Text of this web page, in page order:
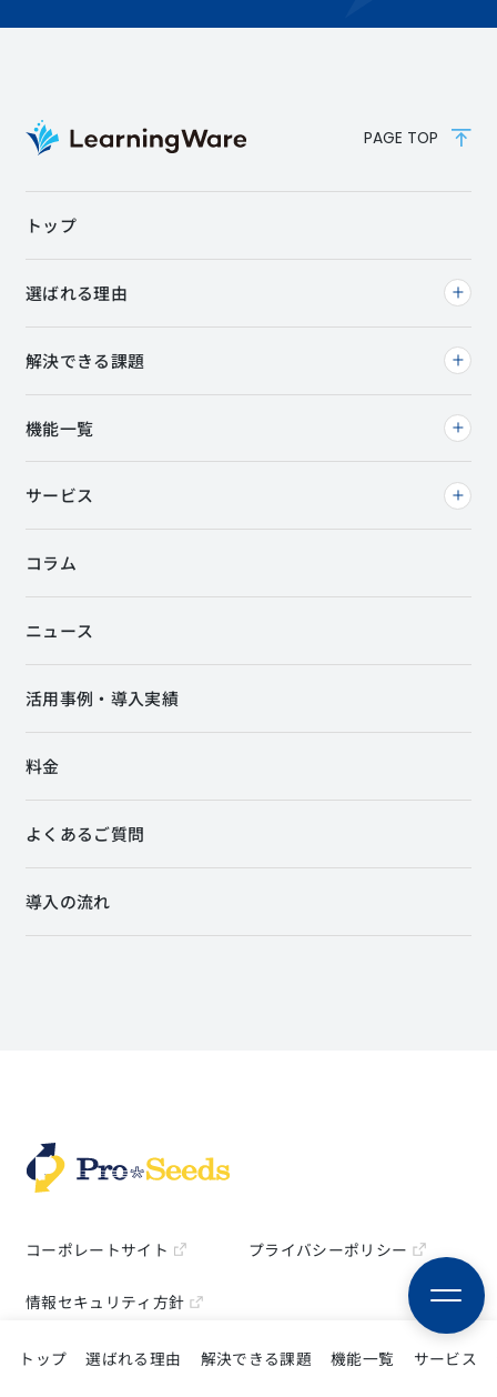
トップ 選ばれる理由 解決できる課題 機能一覧 サービス
PAGE TOP
トップ
選ばれる理由
解決できる課題
コラム
ニュース
活用事例・導入実績
料金
よくあるご質問
導入の流れ
機能一覧
サービス
コーポレートサイト プライバシーポリシー
情報セキュリティ方針